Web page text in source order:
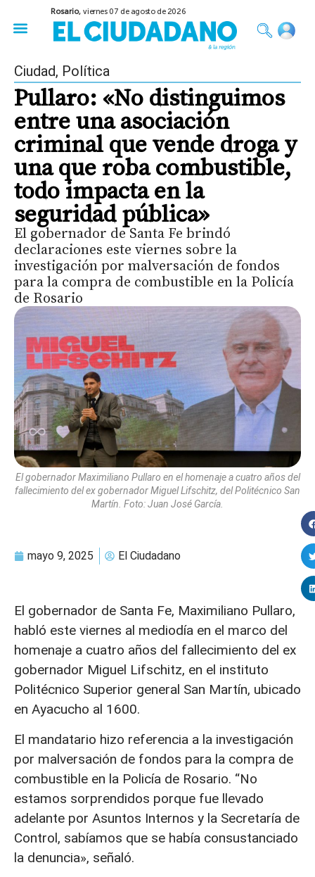
Rosario,viernes 07 de agosto de 2026
Ciudad, Política
Pullaro: «No distinguimos
entre una asociación
criminal que vende droga y
una que roba combustible,
todo impacta en la
seguridad pública»
El gobernador de Santa Fe brindó
declaraciones este viernes sobre la
investigación por malversación de fondos
para la compra de combustible en la Policía
de Rosario
El gobernador Maximiliano Pullaro en el homenaje a cuatro años del
fallecimiento del ex gobernador Miguel Lifschitz, del Politécnico San
Martín. Foto: Juan José García.
mayo 9, 2025 El Ciudadano
El gobernador de Santa Fe, Maximiliano Pullaro,
habló este viernes al mediodía en el marco del
homenaje a cuatro años del fallecimiento del ex
gobernador Miguel Lifschitz, en el instituto
Politécnico Superior general San Martín, ubicado
en Ayacucho al 1600.
El mandatario hizo referencia a la investigación
por malversación de fondos para la compra de
combustible en la Policía de Rosario. “No
estamos sorprendidos porque fue llevado
adelante por Asuntos Internos y la Secretaría de
Control, sabíamos que se había consustanciado
la denuncia», señaló.